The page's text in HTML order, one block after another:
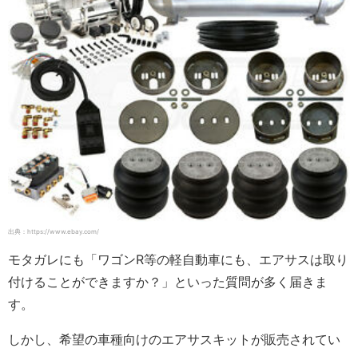
出典：https://www.ebay.com/
モタガレにも「ワゴンR等の軽自動車にも、エアサスは取り
付けることができますか？」といった質問が多く届きま
す。
しかし、希望の車種向けのエアサスキットが販売されてい